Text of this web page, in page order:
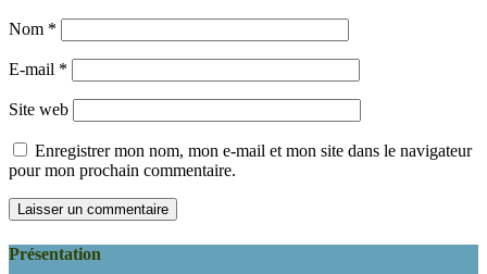
Nom *
E-mail *
Site web
Enregistrer mon nom, mon e-mail et mon site dans le navigateur
pour mon prochain commentaire.
Présentation